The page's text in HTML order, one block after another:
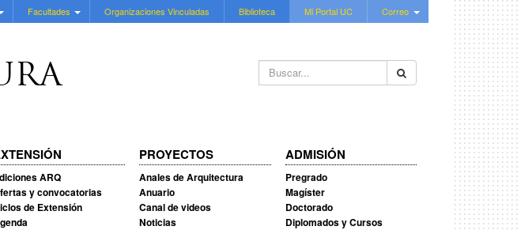
Facultades Organizaciones Vinculadas Biblioteca Mi Portal UC Correo
Buscar...
ARQ
y convocatorias
de Extensión
PROYECTOS
Anales de Arquitectura
Anuario
Canal de videos
Noticias
ADMISIÓN
Pregrado
Magíster
Doctorado
Diplomados y Cursos